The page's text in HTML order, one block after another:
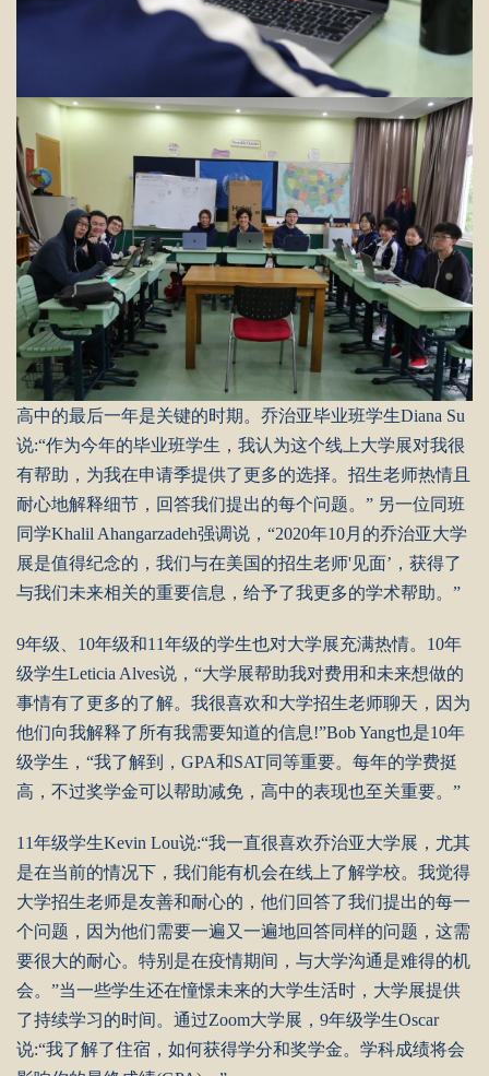
高中的最后一年是关键的时期。乔治亚毕业班学生Diana Su
说:“作为今年的毕业班学生，我认为这个线上大学展对我很
有帮助，为我在申请季提供了更多的选择。招生老师热情且
耐心地解释细节，回答我们提出的每个问题。” 另一位同班
同学Khalil Ahangarzadeh强调说，“2020年10月的乔治亚大学
展是值得纪念的，我们与在美国的招生老师'见面’，获得了
与我们未来相关的重要信息，给予了我更多的学术帮助。”
9年级、10年级和11年级的学生也对大学展充满热情。10年
级学生Leticia Alves说，“大学展帮助我对费用和未来想做的
事情有了更多的了解。我很喜欢和大学招生老师聊天，因为
他们向我解释了所有我需要知道的信息!”Bob Yang也是10年
级学生，“我了解到，GPA和SAT同等重要。每年的学费挺
高，不过奖学金可以帮助减免，高中的表现也至关重要。”
11年级学生Kevin Lou说:“我一直很喜欢乔治亚大学展，尤其
是在当前的情况下，我们能有机会在线上了解学校。我觉得
大学招生老师是友善和耐心的，他们回答了我们提出的每一
个问题，因为他们需要一遍又一遍地回答同样的问题，这需
要很大的耐心。特别是在疫情期间，与大学沟通是难得的机
会。”当一些学生还在憧憬未来的大学生活时，大学展提供
了持续学习的时间。通过Zoom大学展，9年级学生Oscar
说:“我了解了住宿，如何获得学分和奖学金。学科成绩将会